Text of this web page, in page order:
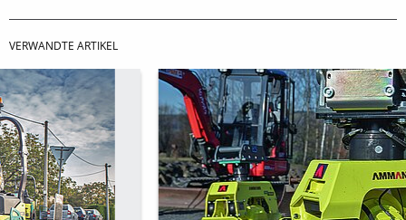
VERWANDTE ARTIKEL